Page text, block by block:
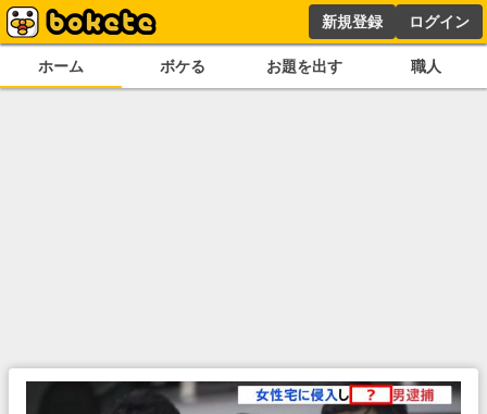
新規登録 ログイン
ホーム ボケる お題を出す 職人